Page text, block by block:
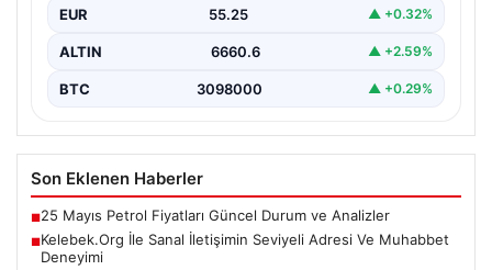
EUR 55.25 ▲ +0.32%
ALTIN 6660.6 ▲ +2.59%
BTC 3098000 ▲ +0.29%
Son Eklenen Haberler
■25 Mayıs Petrol Fiyatları Güncel Durum ve Analizler
■Kelebek.Org İle Sanal İletişimin Seviyeli Adresi Ve Muhabbet
Deneyimi